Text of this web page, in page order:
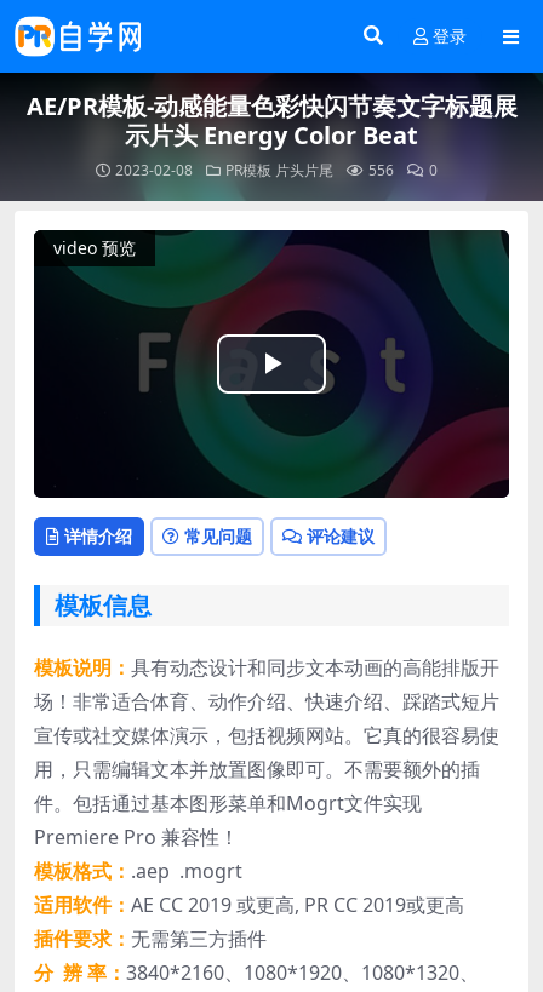
登录
AE/PR模板-动感能量色彩快闪节奏文字标题展
示片头 Energy Color Beat
2023-02-08 PR模板 片头片尾 556 0
video 预览
Play
Video
详情介绍 常见问题 评论建议
模板信息
模板说明： 具有动态设计和同步文本动画的高能排版开
场！非常适合体育、动作介绍、快速介绍、踩踏式短片
宣传或社交媒体演示，包括视频网站。它真的很容易使
用，只需编辑文本并放置图像即可。不需要额外的插
件。包括通过基本图形菜单和Mogrt文件实现
Premiere Pro 兼容性！
模板格式： .aep .mogrt
适用软件： AE CC 2019 或更高, PR CC 2019或更高
插件要求： 无需第三方插件
分 辨 率： 3840*2160、1080*1920、1080*1320、